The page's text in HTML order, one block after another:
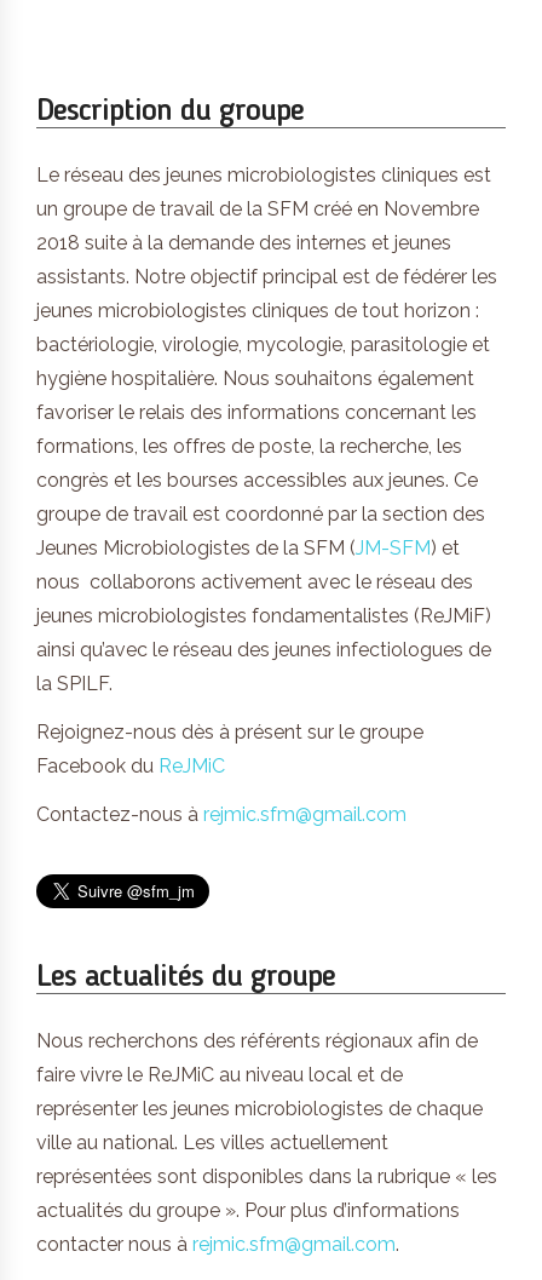
Description du groupe
Le réseau des jeunes microbiologistes cliniques est
un groupe de travail de la SFM créé en Novembre
2018 suite à la demande des internes et jeunes
assistants. Notre objectif principal est de fédérer les
jeunes microbiologistes cliniques de tout horizon :
bactériologie, virologie, mycologie, parasitologie et
hygiène hospitalière. Nous souhaitons également
favoriser le relais des informations concernant les
formations, les offres de poste, la recherche, les
congrès et les bourses accessibles aux jeunes. Ce
groupe de travail est coordonné par la section des
Jeunes Microbiologistes de la SFM (JM-SFM) et
nous collaborons activement avec le réseau des
jeunes microbiologistes fondamentalistes (ReJMiF)
ainsi qu’avec le réseau des jeunes infectiologues de
la SPILF.
Rejoignez-nous dès à présent sur le groupe
Facebook du ReJMiC
Contactez-nous à rejmic.sfm@gmail.com
Les actualités du groupe
Nous recherchons des référents régionaux afin de
faire vivre le ReJMiC au niveau local et de
représenter les jeunes microbiologistes de chaque
ville au national. Les villes actuellement
représentées sont disponibles dans la rubrique « les
actualités du groupe ». Pour plus d’informations
contacter nous à rejmic.sfm@gmail.com.